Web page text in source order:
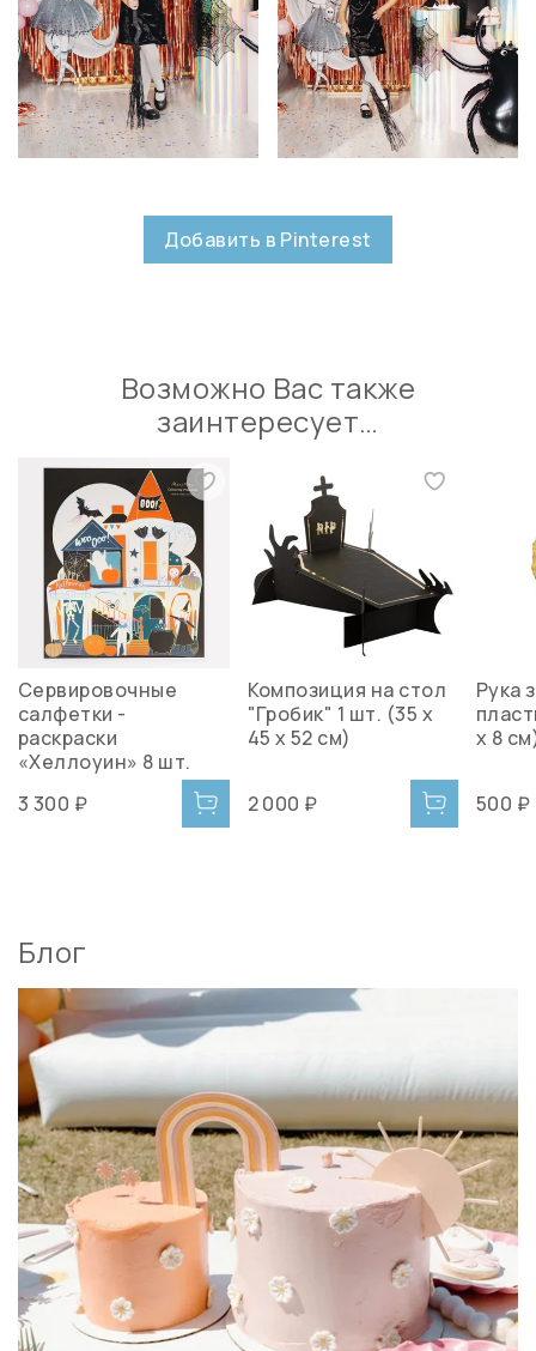
Добавить в Pinterest
Возможно Вас также
заинтересует…
Сервировочные
салфетки -
раскраски
«Хеллоуин» 8 шт.
3 300 ₽
Композиция на стол
"Гробик" 1 шт. (35 х
45 х 52 см)
2 000 ₽
Рука
х 8
500 ₽
Блог